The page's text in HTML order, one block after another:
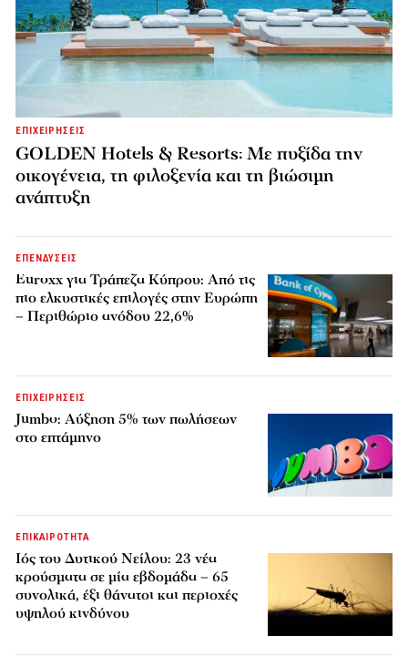
ΕΠΙΧΕΙΡΗΣΕΙΣ
GOLDEN Hotels & Resorts: Με πυξίδα την
οικογένεια, τη φιλοξενία και τη βιώσιμη
ανάπτυξη
ΕΠΕΝΔΥΣΕΙΣ
Euroxx για Τράπεζα Κύπρου: Από τις
πιο ελκυστικές επιλογές στην Ευρώπη
– Περιθώριο ανόδου 22,6%
ΕΠΙΧΕΙΡΗΣΕΙΣ
Jumbo: Αύξηση 5% των πωλήσεων
στο επτάμηνο
ΕΠΙΚΑΙΡΟΤΗΤΑ
Ιός του Δυτικού Νείλου: 23 νέα
κρούσματα σε μία εβδομάδα – 65
συνολικά, έξι θάνατοι και περιοχές
υψηλού κινδύνου